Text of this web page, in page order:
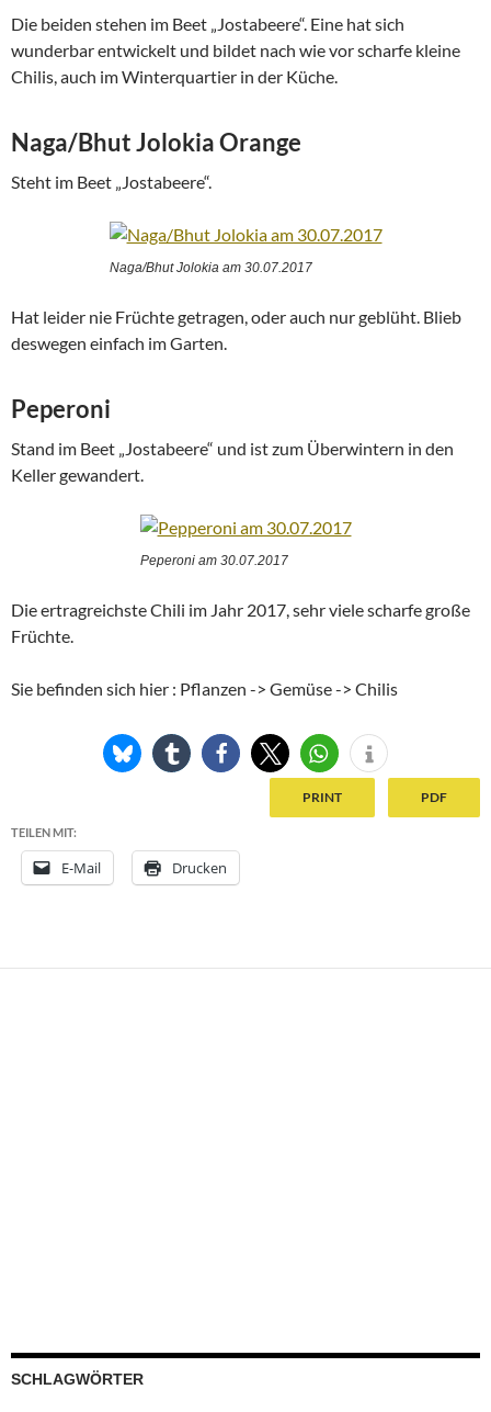
Die beiden stehen im Beet „Jostabeere“. Eine hat sich
wunderbar entwickelt und bildet nach wie vor scharfe kleine
Chilis, auch im Winterquartier in der Küche.
Naga/Bhut Jolokia Orange
Steht im Beet „Jostabeere“.
Naga/Bhut Jolokia am 30.07.2017
Hat leider nie Früchte getragen, oder auch nur geblüht. Blieb
deswegen einfach im Garten.
Peperoni
Stand im Beet „Jostabeere“ und ist zum Überwintern in den
Keller gewandert.
Peperoni am 30.07.2017
Die ertragreichste Chili im Jahr 2017, sehr viele scharfe große
Früchte.
Sie befinden sich hier : Pflanzen -> Gemüse -> Chilis
PRINT PDF
TEILEN MIT:
E-Mail Drucken
SCHLAGWÖRTER